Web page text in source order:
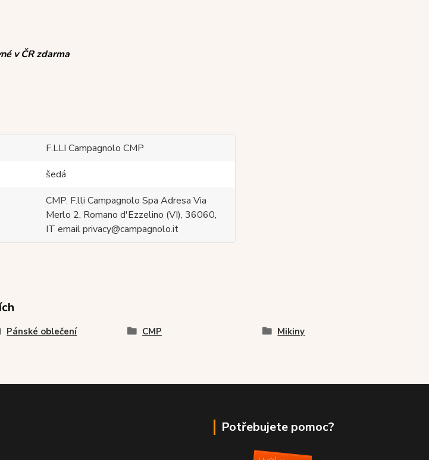
v ČR zdarma
F.LLI Campagnolo CMP
šedá
CMP. F.lli Campagnolo Spa Adresa Via
Merlo 2, Romano d'Ezzelino (VI), 36060,
IT email privacy@campagnolo.it
Pánské oblečení CMP Mikiny
Potřebujete pomoc?